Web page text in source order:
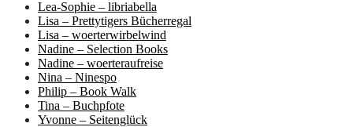
Lea-Sophie – libriabella
Lisa – Prettytigers Bücherregal
Lisa – woerterwirbelwind
Nadine – Selection Books
Nadine – woerteraufreise
Nina – Ninespo
Philip – Book Walk
Tina – Buchpfote
Yvonne – Seitenglück